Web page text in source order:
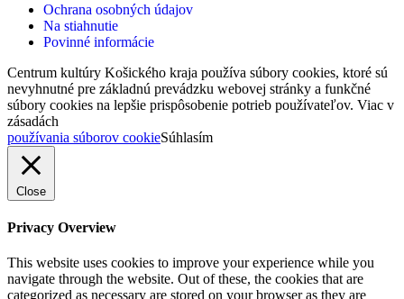
Ochrana osobných údajov
Na stiahnutie
Povinné informácie
Centrum kultúry Košického kraja používa súbory cookies, ktoré sú
nevyhnutné pre základnú prevádzku webovej stránky a funkčné
súbory cookies na lepšie prispôsobenie potrieb používateľov. Viac v
zásadách
používania súborov cookieSúhlasím
Close
Privacy Overview
This website uses cookies to improve your experience while you
navigate through the website. Out of these, the cookies that are
categorized as necessary are stored on your browser as they are